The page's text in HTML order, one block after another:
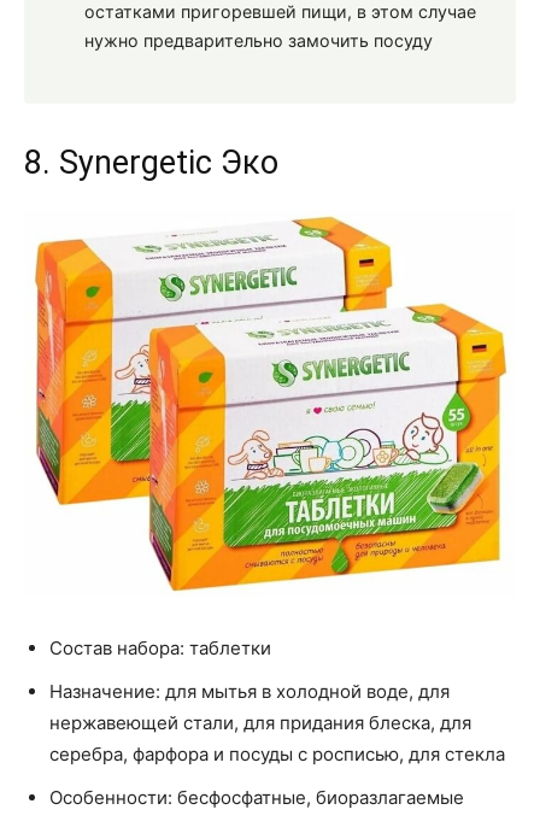
остатками пригоревшей пищи, в этом случае
нужно предварительно замочить посуду
8. Synergetic Эко
Состав набора: таблетки
Назначение: для мытья в холодной воде, для
нержавеющей стали, для придания блеска, для
серебра, фарфора и посуды с росписью, для стекла
Особенности: бесфосфатные, биоразлагаемые